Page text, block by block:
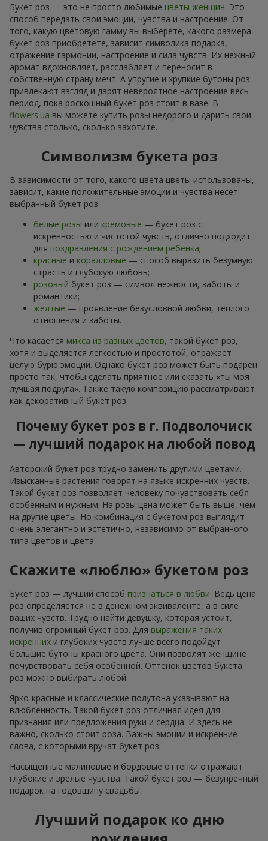
Букет роз — это не просто любимые цветы женщин. Это
способ передать свои эмоции, чувства и настроение. От
того, какую цветовую гамму вы выберете, какого размера
букет роз приобретете, зависит символика подарка,
отражение гармонии, настроение и сила чувств. Их нежный
аромат вдохновляет, расслабляет и переносит в
собственную страну мечт. А упругие и хрупкие бутоны роз
привлекают взгляд и дарят невероятное настроение весь
период, пока роскошный букет роз стоит в вазе. В
flowers.ua вы можете купить розы недорого и дарить свои
чувства столько, сколько захотите.
Символизм букета роз
В зависимости от того, какого цвета цветы использованы,
зависит, какие положительные эмоции и чувства несет
выбранный букет роз:
белые розы или кремовые — букет роз с
искренностью и чистотой чувств, отлично подходит
для поздравления с рождением ребенка;
красные и коралловые — способ выразить безумную
страсть и глубокую любовь;
розовый букет роз — символ нежности, заботы и
романтики;
желтые — проявление безусловной любви, теплого
отношения и заботы.
Что касается микса из разных цветов, такой букет роз,
хотя и выделяется легкостью и простотой, отражает
целую бурю эмоций. Однако букет роз может быть подарен
просто так, чтобы сделать приятное или сказать «ты моя
лучшая подруга». Также такую композицию рассматривают
как декоративный букет роз.
Почему букет роз в г. Подволочиск
— лучший подарок на любой повод
Авторский букет роз трудно заменить другими цветами.
Изысканные растения говорят на языке искренних чувств.
Такой букет роз позволяет человеку почувствовать себя
особенным и нужным. На розы цена может быть выше, чем
на другие цветы. Но комбинация с букетом роз выглядит
очень элегантно и эстетично, независимо от выбранного
типа цветов и цвета.
Скажите «люблю» букетом роз
Букет роз — лучший способ признаться в любви. Ведь цена
роз определяется не в денежном эквиваленте, а в силе
ваших чувств. Трудно найти девушку, которая устоит,
получив огромный букет роз. Для выражения таких
искренних и глубоких чувств лучше всего подойдут
большие бутоны красного цвета. Они позволят женщине
почувствовать себя особенной. Оттенок цветов букета
роз можно выбирать любой.
Ярко-красные и классические полутона указывают на
влюбленность. Такой букет роз отличная идея для
признания или предложения руки и сердца. И здесь не
важно, сколько стоит роза. Важны эмоции и искренние
слова, с которыми вручат букет роз.
Насыщенные малиновые и бордовые оттенки отражают
глубокие и зрелые чувства. Такой букет роз — безупречный
подарок на годовщину свадьбы.
Лучший подарок ко дню